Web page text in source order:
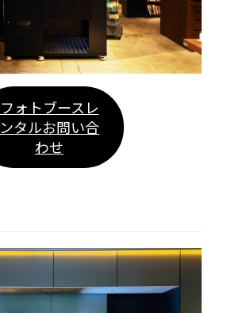
フォトブースレ
ンタルお問い合
わせ